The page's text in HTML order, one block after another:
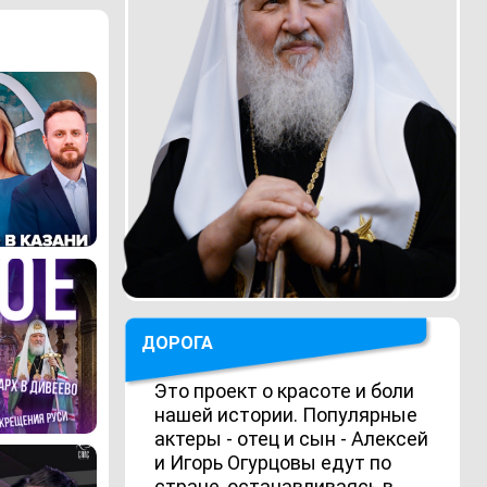
ДОРОГА
Это проект о красоте и боли
нашей истории. Популярные
актеры - отец и сын - Алексей
и Игорь Огурцовы едут по